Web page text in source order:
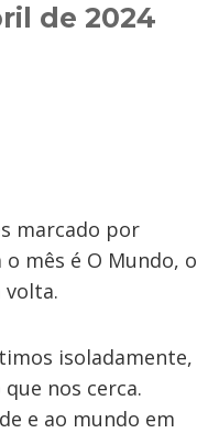
de 2024
marcado por
mês é O Mundo, o
volta.
isoladamente,
nos cerca.
e ao mundo em